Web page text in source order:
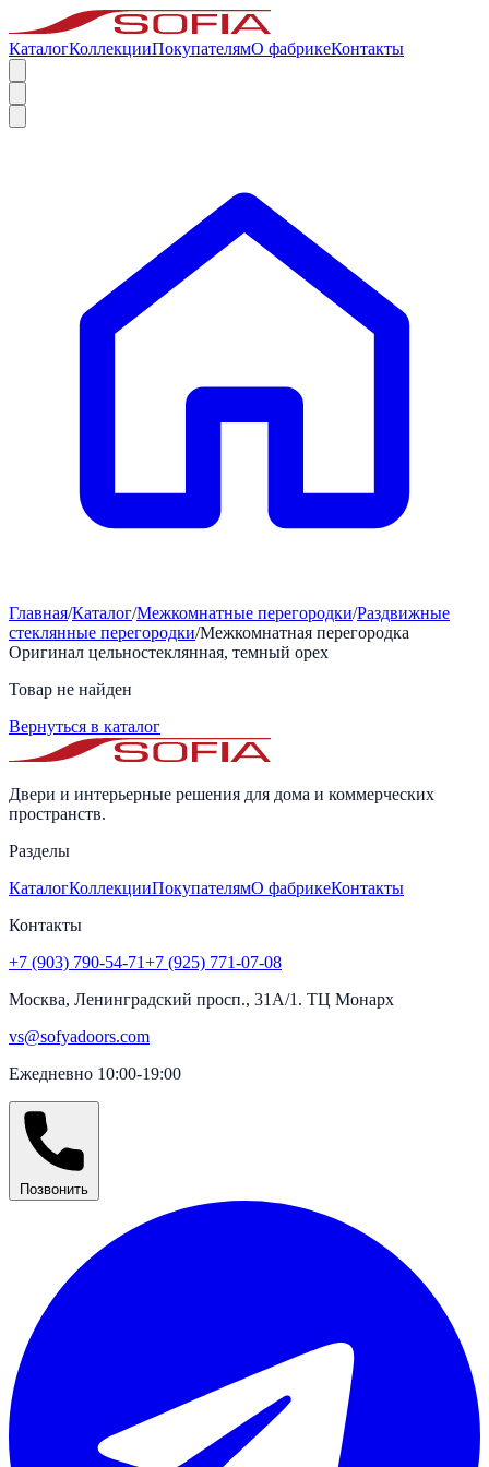
КаталогКоллекцииПокупателямО фабрикеКонтакты
Главная/Каталог/Межкомнатные перегородки/Раздвижные
стеклянные перегородки/Межкомнатная перегородка
Оригинал цельностеклянная, темный орех
Товар не найден
Вернуться в каталог
Двери и интерьерные решения для дома и коммерческих
пространств.
Разделы
КаталогКоллекцииПокупателямО фабрикеКонтакты
Контакты
+7 (903) 790-54-71+7 (925) 771-07-08
Москва, Ленинградский просп., 31А/1. ТЦ Монарх
vs@sofyadoors.com
Ежедневно 10:00-19:00
Позвонить